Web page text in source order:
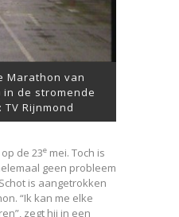
Marathon van
in de stromende
Rijnmond
de 23e mei. Toch is
geen probleem
is aangetrokken
“Ik kan me elke
zegt hij in een